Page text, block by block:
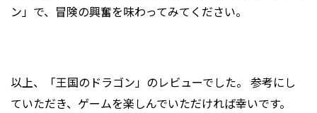
ン」で、冒険の興奮を味わってみてください。
以上、「王国のドラゴン」のレビューでした。 参考にし
ていただき、ゲームを楽しんでいただければ幸いです。